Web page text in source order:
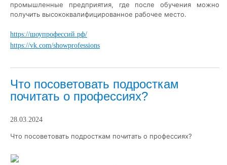
промышленные предприятия, где после обучения можно
получить высококвалифицированное рабочее место.
https://шоупрофессий.рф/
https://vk.com/showprofessions
Что посоветовать подросткам
почитать о профессиях?
28.03.2024
Что посоветовать подросткам почитать о профессиях?